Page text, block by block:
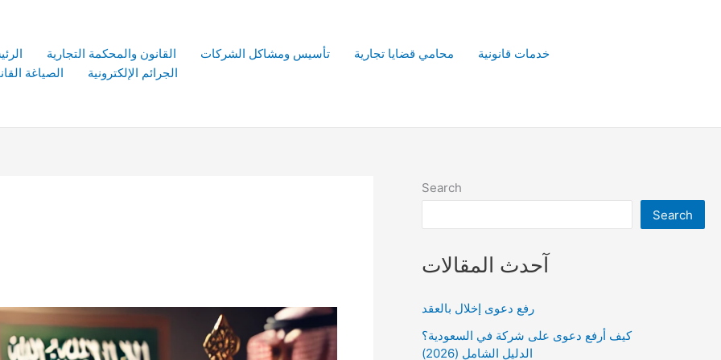
القانون والمحكمة التجارية تأسيس ومشاكل الشركات محامي قضايا تجارية
خدمات قانونية
الصياغة
الجرائم الإلكترونية
Search
Search
آحدث المقالات
رفع دعوى إخلال بالعقد
كيف أرفع دعوى على شركة في السعودية؟
الدليل الشامل (2026)